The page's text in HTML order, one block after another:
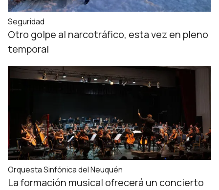
Seguridad
Otro golpe al narcotráfico, esta vez en pleno
temporal
Orquesta Sinfónica del Neuquén
La formación musical ofrecerá un concierto